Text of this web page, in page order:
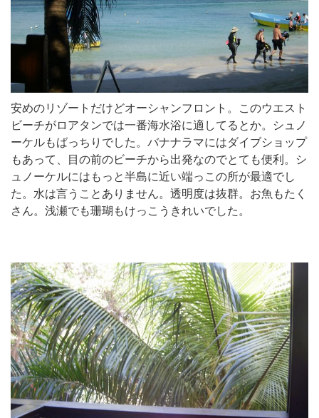
安めのリゾートだけどオーシャンフロント。このウエスト
ビーチがロアタンでは一番海水浴に適してるとか。シュノ
ーケルもばっちりでした。バナナラマにはダイブショップ
もあって、目の前のビーチから出発なのでとても便利。シ
ュノーケルにはもっと半島に近い端っこの所が最適でし
た。水は言うことありません。透明度は抜群。お魚もたく
さん。浅瀬でも珊瑚もけっこうきれいでした。